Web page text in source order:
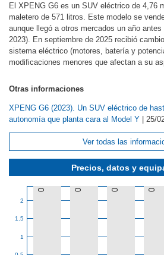
Precios, datos y
1
1.5
2
0 0 0 0
El XPENG G6 es un SUV eléctrico de 4,76
maletero de 571 litros. Este modelo se
aunque llegó a otros mercados un año
2023). En septiembre de 2025 recibió
sistema eléctrico (motores, batería y
modificaciones menores que afectan a su
Otras informaciones
XPENG G6 (2023). Un SUV eléctrico de
autonomía que planta cara al Model Y
25/
Ver todas las